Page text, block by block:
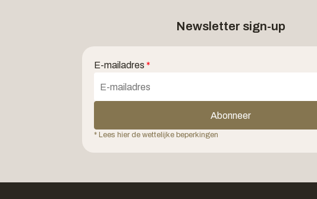
Newsletter sign-up
E-mailadres *
Abonneer
* Lees hier de wettelijke beperkingen